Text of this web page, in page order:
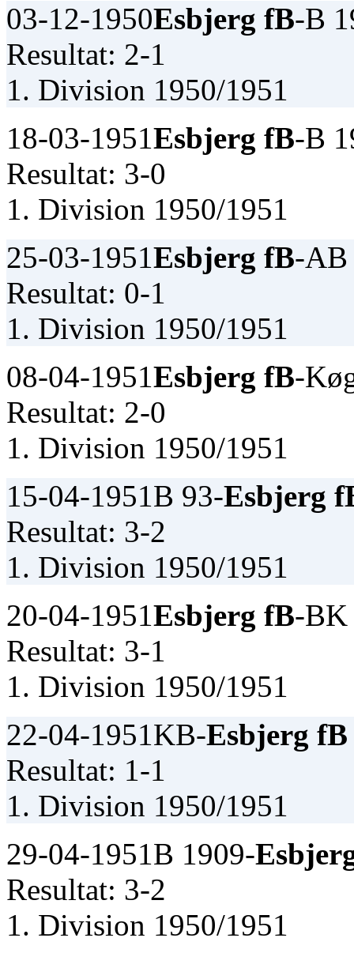
03-12-1950Esbjerg fB-B
Resultat: 2-1
1. Division 1950/1951
18-03-1951Esbjerg fB-B
Resultat: 3-0
1. Division 1950/1951
25-03-1951Esbjerg fB-AB
Resultat: 0-1
1. Division 1950/1951
08-04-1951Esbjerg fB-
Resultat: 2-0
1. Division 1950/1951
15-04-1951B 93-Esbjerg
Resultat: 3-2
1. Division 1950/1951
20-04-1951Esbjerg fB-BK
Resultat: 3-1
1. Division 1950/1951
22-04-1951KB-Esbjerg fB
Resultat: 1-1
1. Division 1950/1951
29-04-1951B 1909-
Resultat: 3-2
1. Division 1950/1951